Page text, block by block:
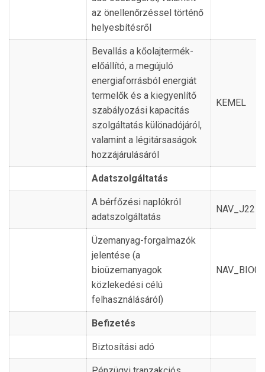
az önellenőrzéssel történő
helyesbítésről
Bevallás a kőolajtermék-
előállító, a megújuló
energiaforrásból energiát
termelők és a kiegyenlítő
szabályozási kapacitás
szolgáltatás különadójáról,
valamint a légitársaságok
hozzájárulásáról
KEMEL
Adatszolgáltatás
A bérfőzési naplókról
adatszolgáltatás
NAV_J22
Üzemanyag-forgalmazók
jelentése (a
bioüzemanyagok
közlekedési célú
felhasználásáról)
NAV_BIO01
Befizetés
Biztosítási adó